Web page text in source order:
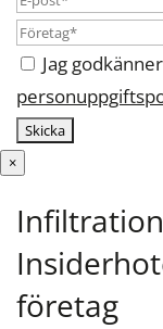
Jag
×
företag